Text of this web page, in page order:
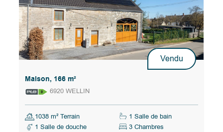
Vendu
Maison, 166 m²
6920 WELLIN
1038 m² Terrain
1 Salle de bain
1 Salle de douche
3 Chambres